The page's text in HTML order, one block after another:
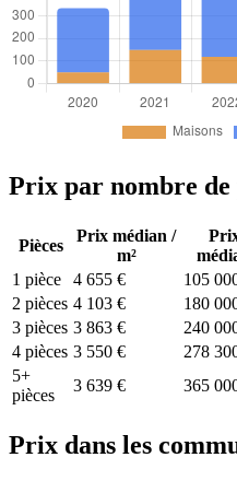
Prix par nombre de
Pièces
Prix médian /
m²
1 pièce
4 655 € 105
2 pièces 4 103 € 180
3 pièces 3 863 € 240
4 pièces 3 550 € 278
5+
pièces
3 639 € 365
Prix dans les